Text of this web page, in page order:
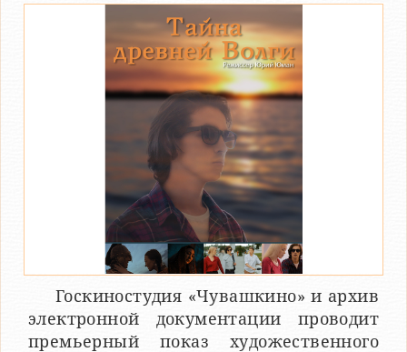
Госкиностудия «Чувашкино» и архив
электронной документации проводит
премьерный показ художественного